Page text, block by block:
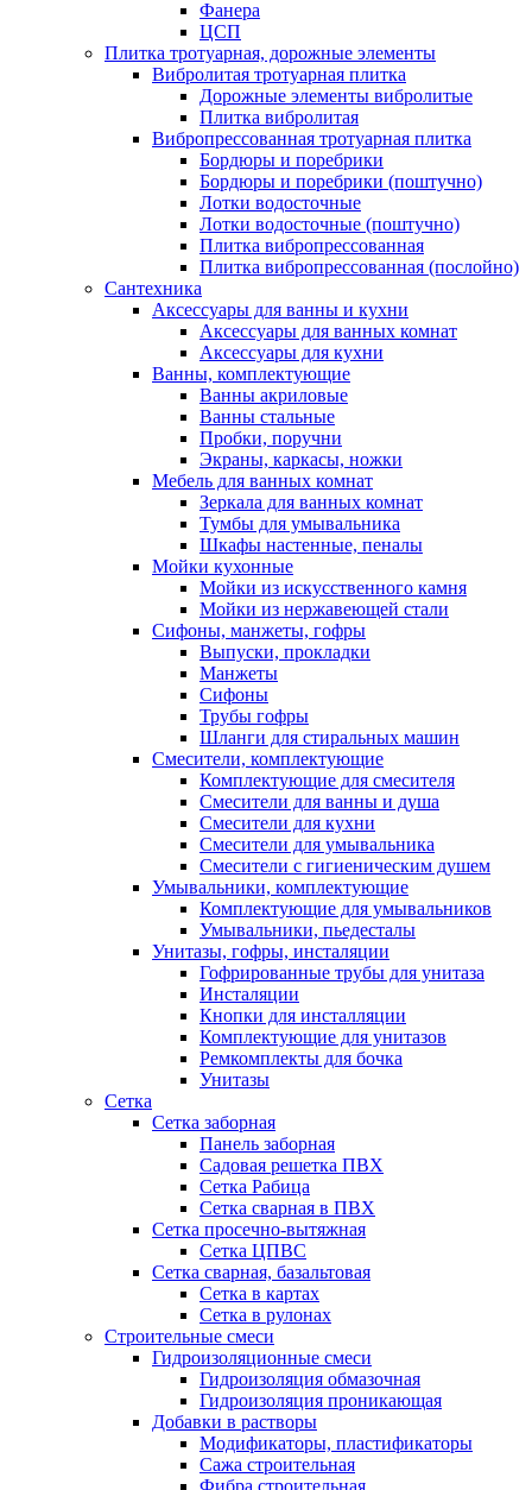
Фанера
ЦСП
Плитка тротуарная, дорожные элементы
Вибролитая тротуарная плитка
Дорожные элементы вибролитые
Плитка вибролитая
Вибропрессованная тротуарная плитка
Бордюры и поребрики
Бордюры и поребрики (поштучно)
Лотки водосточные
Лотки водосточные (поштучно)
Плитка вибропрессованная
Плитка вибропрессованная (послойно)
Сантехника
Аксессуары для ванны и кухни
Аксессуары для ванных комнат
Аксессуары для кухни
Ванны, комплектующие
Ванны акриловые
Ванны стальные
Пробки, поручни
Экраны, каркасы, ножки
Мебель для ванных комнат
Зеркала для ванных комнат
Тумбы для умывальника
Шкафы настенные, пеналы
Мойки кухонные
Мойки из искусственного камня
Мойки из нержавеющей стали
Сифоны, манжеты, гофры
Выпуски, прокладки
Манжеты
Сифоны
Трубы гофры
Шланги для стиральных машин
Смесители, комплектующие
Комплектующие для смесителя
Смесители для ванны и душа
Смесители для кухни
Смесители для умывальника
Смесители с гигиеническим душем
Умывальники, комплектующие
Комплектующие для умывальников
Умывальники, пьедесталы
Унитазы, гофры, инсталяции
Гофрированные трубы для унитаза
Инсталяции
Кнопки для инсталляции
Комплектующие для унитазов
Ремкомплекты для бочка
Унитазы
Сетка
Сетка заборная
Панель заборная
Садовая решетка ПВХ
Сетка Рабица
Сетка сварная в ПВХ
Сетка просечно-вытяжная
Сетка ЦПВС
Сетка сварная, базальтовая
Сетка в картах
Сетка в рулонах
Строительные смеси
Гидроизоляционные смеси
Гидроизоляция обмазочная
Гидроизоляция проникающая
Добавки в растворы
Модификаторы, пластификаторы
Сажа строительная
Фибра строительная